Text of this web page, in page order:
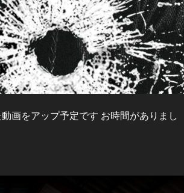
画をアップ予定です お時間がありまし